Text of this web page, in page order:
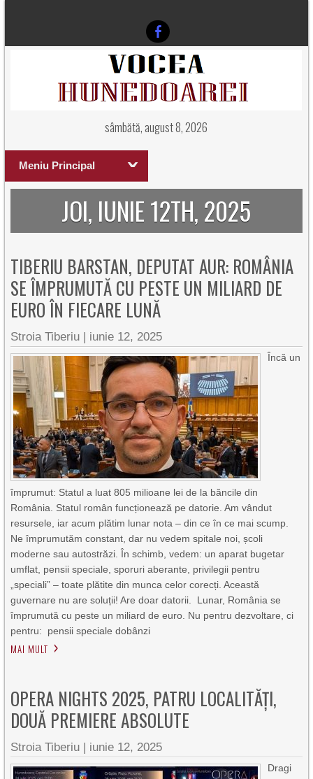
sâmbătă, august 8, 2026
Meniu Principal
JOI, IUNIE 12TH, 2025
TIBERIU BARSTAN, DEPUTAT AUR: ROMÂNIA
SE ÎMPRUMUTĂ CU PESTE UN MILIARD DE
EURO ÎN FIECARE LUNĂ
Stroia Tiberiu | iunie 12, 2025
Încă un
împrumut: Statul a luat 805 milioane lei de la băncile din
România. Statul român funcționează pe datorie. Am vândut
resursele, iar acum plătim lunar nota – din ce în ce mai scump.
Ne împrumutăm constant, dar nu vedem spitale noi, școli
moderne sau autostrăzi. În schimb, vedem: un aparat bugetar
umflat, pensii speciale, sporuri aberante, privilegii pentru
„speciali” – toate plătite din munca celor corecți. Această
guvernare nu are soluții! Are doar datorii. Lunar, România se
împrumută cu peste un miliard de euro. Nu pentru dezvoltare, ci
pentru: pensii speciale dobânzi
MAI MULT
OPERA NIGHTS 2025, PATRU LOCALITĂȚI,
DOUĂ PREMIERE ABSOLUTE
Stroia Tiberiu | iunie 12, 2025
Dragi